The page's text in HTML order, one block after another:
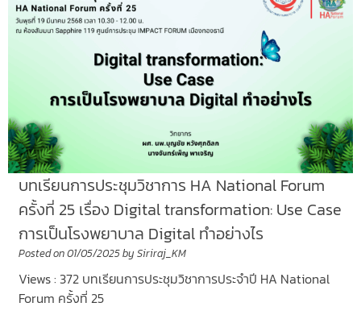
บทเรียนการประชุมวิชาการ HA National Forum
ครั้งที่ 25 เรื่อง Digital transformation: Use Case
การเป็นโรงพยาบาล Digital ทำอย่างไร
Posted on01/05/2025by Siriraj_KM
Views : 372 บทเรียนการประชุมวิชาการประจำปี HA National
Forum ครั้งที่ 25